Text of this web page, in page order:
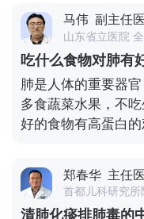
清热解毒、消炎退
根、蒲黄、鱼腥草
服用后能起到更好
病毒功效除中草药外
药，如四季青抗病
因此，中药对病毒
的药物对疾病的控
马伟 副主任
山东省立医院
吃什么食物对肺有
肺是人体的重要器
多食蔬菜水果，不
好的食物有高蛋白
郑春华 主任
首都儿科研究
清肺化痰排肺毒的